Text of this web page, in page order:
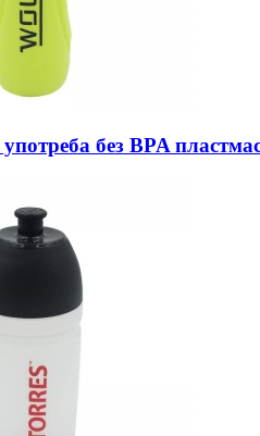
без BPA